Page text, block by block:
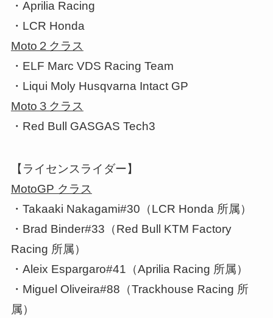
・Aprilia Racing
・LCR Honda
Moto２クラス
・ELF Marc VDS Racing Team
・Liqui Moly Husqvarna Intact GP
Moto３クラス
・Red Bull GASGAS Tech3
【ライセンスライダー】
MotoGP クラス
・Takaaki Nakagami#30（LCR Honda 所属）
・Brad Binder#33（Red Bull KTM Factory
Racing 所属）
・Aleix Espargaro#41（Aprilia Racing 所属）
・Miguel Oliveira#88（Trackhouse Racing 所
属）